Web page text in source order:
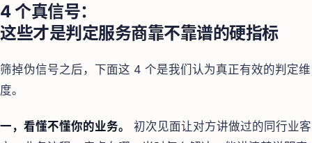
4 个真信号：
这些才是判定服务商靠不靠谱的硬指标
筛掉伪信号之后，下面这 4 个是我们认为真正有效的判定维
度。
一，看懂不懂你的业务。
初次见面让对方讲做过的同行业客